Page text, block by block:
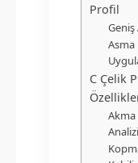
Profil
Geniş
Asma
C Çelik
Akma
Analizi